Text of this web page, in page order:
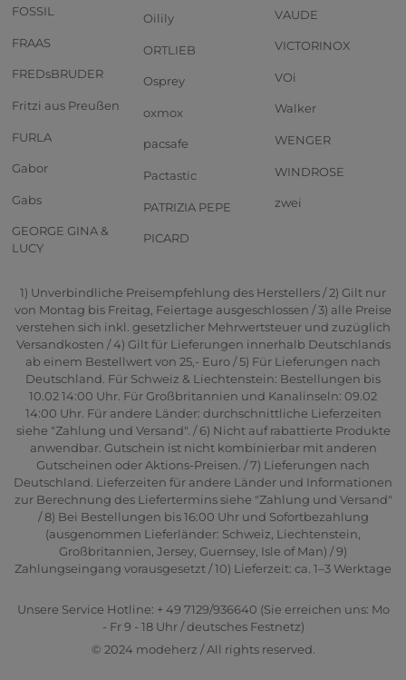
FOSSIL
FRAAS
FREDsBRUDER
Fritzi aus Preußen
FURLA
Gabor
Gabs
GEORGE GINA &
LUCY
Oilily
ORTLIEB
Osprey
oxmox
pacsafe
Pactastic
PATRIZIA PEPE
PICARD
VAUDE
VICTORINOX
VOi
Walker
WENGER
WINDROSE
zwei
1) Unverbindliche Preisempfehlung des Herstellers / 2) Gilt nur
von Montag bis Freitag, Feiertage ausgeschlossen / 3) alle Preise
verstehen sich inkl. gesetzlicher Mehrwertsteuer und zuzüglich
Versandkosten / 4) Gilt für Lieferungen innerhalb Deutschlands
ab einem Bestellwert von 25,- Euro / 5) Für Lieferungen nach
Deutschland. Für Schweiz & Liechtenstein: Bestellungen bis
10.02 14:00 Uhr. Für Großbritannien und Kanalinseln: 09.02
14:00 Uhr. Für andere Länder: durchschnittliche Lieferzeiten
siehe "Zahlung und Versand". / 6) Nicht auf rabattierte Produkte
anwendbar. Gutschein ist nicht kombinierbar mit anderen
Gutscheinen oder Aktions-Preisen. / 7) Lieferungen nach
Deutschland. Lieferzeiten für andere Länder und Informationen
zur Berechnung des Liefertermins siehe "Zahlung und Versand"
/ 8) Bei Bestellungen bis 16:00 Uhr und Sofortbezahlung
(ausgenommen Lieferländer: Schweiz, Liechtenstein,
Großbritannien, Jersey, Guernsey, Isle of Man) / 9)
Zahlungseingang vorausgesetzt / 10) Lieferzeit: ca. 1–3 Werktage
Unsere Service Hotline: + 49 7129/936640 (Sie erreichen uns: Mo
- Fr 9 - 18 Uhr / deutsches Festnetz)
© 2024 modeherz / All rights reserved.